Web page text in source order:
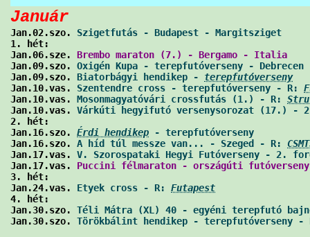
Január
Jan.02.szo. Szigetfutás - Budapest - Margitsziget
1. hét:
Jan.06.sze. Brembo maraton (7.) - Bergamo - Italia
Jan.09.szo. Oxigén Kupa - terepfutóverseny -
Jan.09.szo. Biatorbágyi hendikep - terepfutóverseny
Jan.10.vas. Szentendre cross - terepfutóverseny - R:
Jan.10.vas. Mosonmagyatóvári crossfutás (1.) - R:
Jan.10.vas. Várkúti hegyifutó versenysorozat (17.) -
2. hét:
Jan.16.szo. Érdi hendikep - terepfutóverseny
Jan.16.szo. A híd túl messze van... - Szeged - R:
Jan.17.vas. V. Szorospataki Hegyi Futóverseny - 2.
Jan.17.vas. Puccini félmaraton - országúti
3. hét:
Jan.24.vas. Etyek cross - R: Futapest
4. hét:
Jan.30.szo. Téli Mátra (XL) 40 - egyéni terepfutó
Jan.30.szo. Törökbálint hendikep - terepfutóverseny